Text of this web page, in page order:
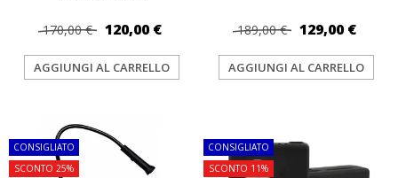
170,00 € 120,00 €
AGGIUNGI AL CARRELLO
189,00 € 129,00 €
AGGIUNGI AL CARRELLO
CONSIGLIATO
SCONTO 25%
CONSIGLIATO
SCONTO 11%